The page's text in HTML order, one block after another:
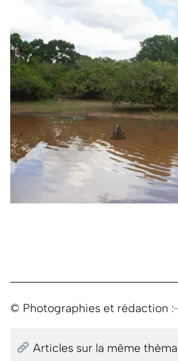
© Photographies et rédaction :
Articles sur la même